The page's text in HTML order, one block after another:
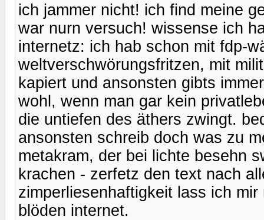
ich jammer nicht! ich find meine
war nurn versuch! wissense ich
internetz: ich hab schon mit fdp-
weltverschwörungsfritzen, mit
kapiert und ansonsten gibts
wohl, wenn man gar kein
die untiefen des äthers zwingt.
ansonsten schreib doch was zu
metakram, der bei lichte besehn
krachen - zerfetz den text nach
zimperliesenhaftigkeit lass ich
blöden internet.